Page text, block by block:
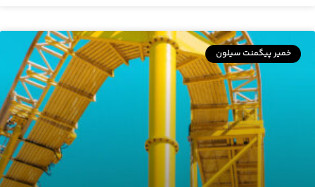
خمیر پیگمنت سیلون